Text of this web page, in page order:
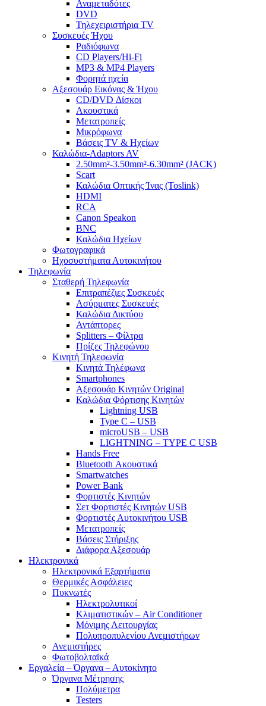
Αναμεταδότες
DVD
Τηλεχειριστήρια TV
Συσκευές Ήχου
Ραδιόφωνα
CD Players/Hi-Fi
MP3 & MP4 Players
Φορητά ηχεία
Αξεσουάρ Εικόνας & Ήχου
CD/DVD Δίσκοι
Ακουστικά
Μετατροπείς
Μικρόφωνα
Βάσεις TV & Ηχείων
Καλώδια-Adaptors AV
2.50mm²-3.50mm²-6.30mm² (JACK)
Scart
Καλώδια Οπτικής Ίνας (Toslink)
HDMI
RCA
Canon Speakon
BNC
Καλώδια Ηχείων
Φωτογραφικά
Ηχοσυστήματα Αυτοκινήτου
Τηλεφωνία
Σταθερή Τηλεφωνία
Επιτραπέζιες Συσκευές
Ασύρματες Συσκευές
Καλώδια Δικτύου
Αντάπτορες
Splitters – Φίλτρα
Πρίζες Τηλεφώνου
Κινητή Τηλεφωνία
Κινητά Τηλέφωνα
Smartphones
Αξεσουάρ Κινητών Original
Καλώδια Φόρτισης Κινητών
Lightning USB
Type C – USB
microUSB – USB
LIGHTNING – TYPE C USB
Hands Free
Bluetooth Ακουστικά
Smartwatches
Power Bank
Φορτιστές Κινητών
Σετ Φορτιστές Κινητών USB
Φορτιστές Αυτοκινήτου USB
Μετατροπείς
Βάσεις Στήριξης
Διάφορα Αξεσουάρ
Ηλεκτρονικά
Ηλεκτρονικά Εξαρτήματα
Θερμικές Ασφάλειες
Πυκνωτές
Ηλεκτρολυτικοί
Κλιματιστικών – Air Conditioner
Μόνιμης Λειτουργίας
Πολυπροπυλενίου Ανεμιστήρων
Ανεμιστήρες
Φωτοβολταϊκά
Εργαλεία – Όργανα – Αυτοκίνητο
Όργανα Μέτρησης
Πολύμετρα
Testers